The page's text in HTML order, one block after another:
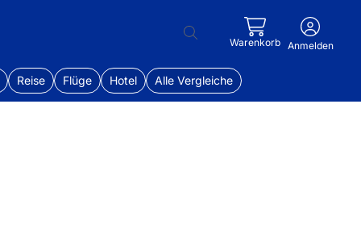
Warenkorb Anmelden
Reise Flüge Hotel Alle Vergleiche